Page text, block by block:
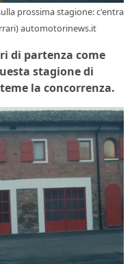
prossima stagione: c'entra
automotorinews.it
di partenza come
stagione di
la concorrenza.